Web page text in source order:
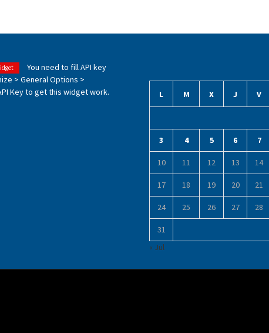
You need to fill API key
> General Options >
Key to get this widget work.
L M X J V
3 4 5 6 7
10 11 12 13 14
17 18 19 20 21
24 25 26 27 28
31
« Jul